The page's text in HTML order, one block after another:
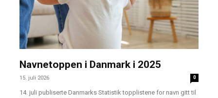
Navnetoppen i Danmark i 2025
15. juli 2026 0
14. juli publiserte Danmarks Statistik topplistene for navn gitt til